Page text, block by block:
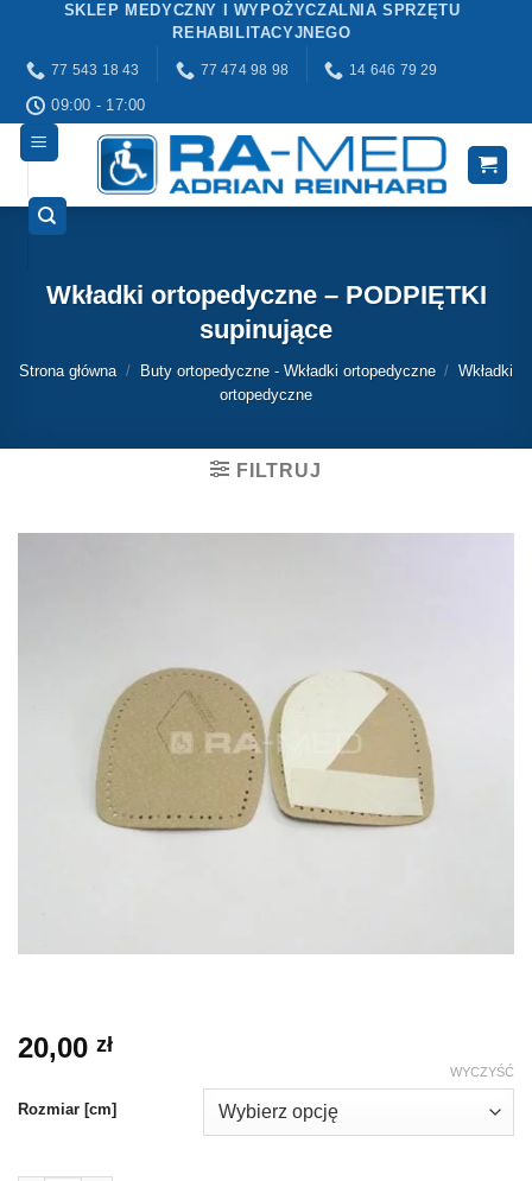
Przewiń
zawartości
SKLEP MEDYCZNY I WYPOŻYCZALNIA SPRZĘTU
REHABILITACYJNEGO
77 543 18 43 77 474 98 98 14 646 79 29
09:00 - 17:00
Wkładki ortopedyczne – PODPIĘTKI
supinujące
Strona główna / Buty ortopedyczne - Wkładki ortopedyczne / Wkładki
ortopedyczne
FILTRUJ
20,00 zł
Rozmiar [cm]
WYCZYŚĆ